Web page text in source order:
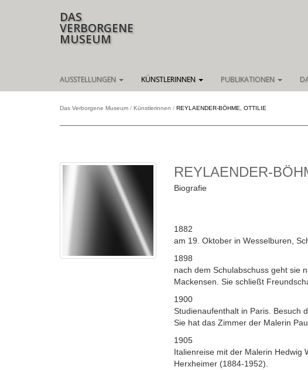
DAS
VERBORGENE
MUSEUM
überspringen
AUSSTELLUNGEN KÜNSTLERINNEN PUBLIKATIONEN
Das Verborgene Museum Künstlerinnen REYLAENDER-BÖHME, OTTILIE
REYLAENDER-
Biografie
1882
am 19. Oktober in Wesselburen,
1898
nach dem Schulabschuss geht sie
Mackensen. Sie schließt
1900
Studienaufenthalt in Paris. Besuch
Sie hat das Zimmer der Malerin
1905
Italienreise mit der Malerin Hedwig
Herxheimer (1884-1952).